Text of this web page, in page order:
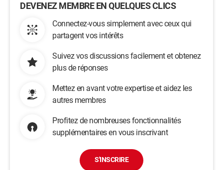
DEVENEZ MEMBRE EN QUELQUES CLICS
Connectez-vous simplement avec ceux qui
partagent vos intérêts
Suivez vos discussions facilement et obtenez
plus de réponses
Mettez en avant votre expertise et aidez les
autres membres
Profitez de nombreuses fonctionnalités
supplémentaires en vous inscrivant
S'INSCRIRE